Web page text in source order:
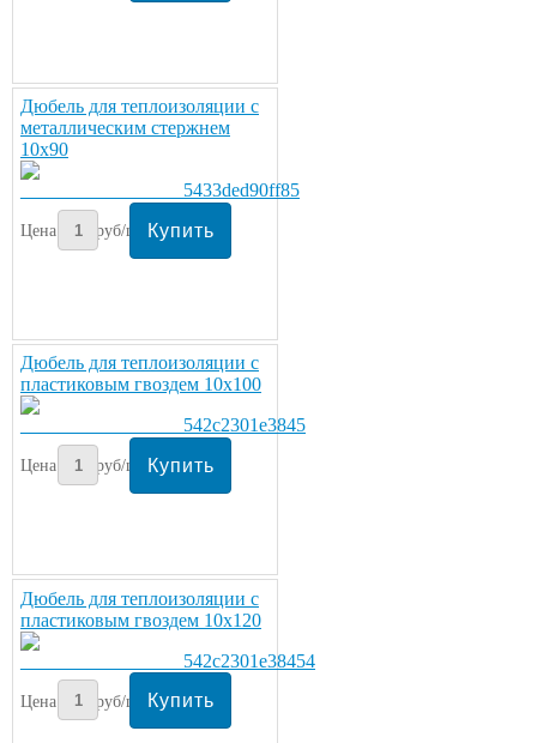
Дюбель для теплоизоляции с
металлическим стержнем
10х90
Цена: 9 руб/шт.
Дюбель для теплоизоляции с
пластиковым гвоздем 10х100
Цена: 5 руб/шт.
Дюбель для теплоизоляции с
пластиковым гвоздем 10х120
Цена: 5 руб/шт.